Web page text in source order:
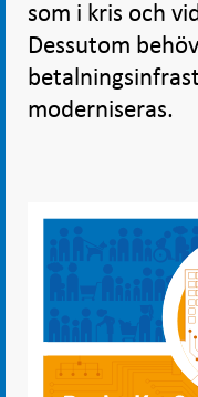
som i kris och
Dessutom
moderniseras.